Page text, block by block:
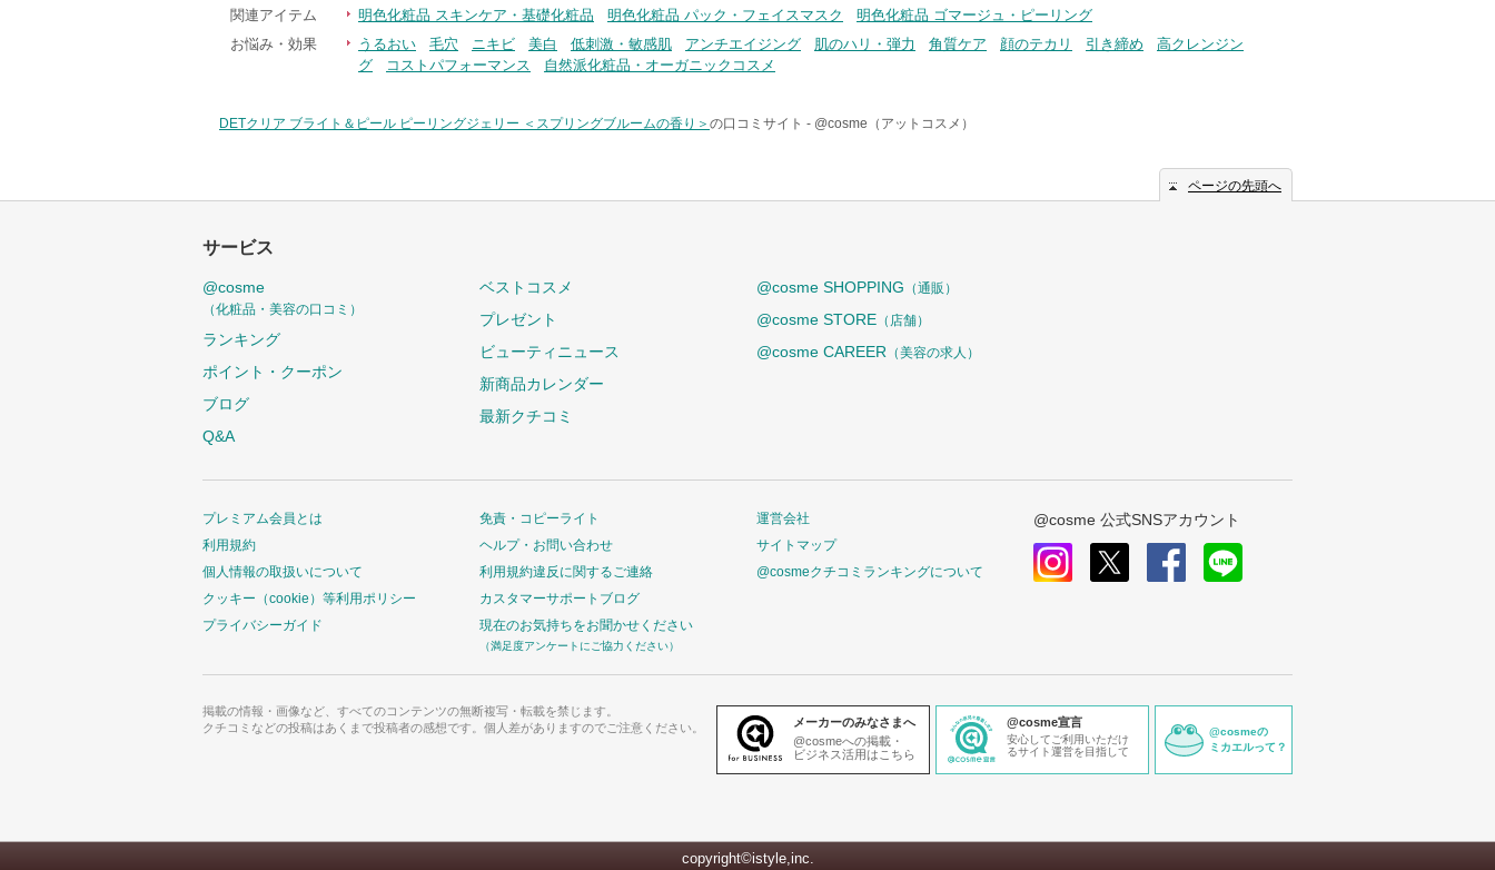
関連アイテム 明色化粧品 スキンケア・基礎化粧品 明色化粧品 パック・フェイスマスク
明色化粧品 ゴマージュ・ピーリング
お悩み・効果
うるおい 毛穴 ニキビ 美白 低刺激・敏感肌 アンチエイジング 肌のハリ・弾力 角質ケア 顔のテカリ 引き締め
高クレンジン
グ
コストパフォーマンス 自然派化粧品・オーガニックコスメ
DETクリア ブライト＆ピール ピーリングジェリー ＜スプリングブルームの香り＞ の口コミサイト - @cosme（アットコスメ）
ページの先頭へ
サービス
@cosme
（化粧品・美容の口コミ）
ランキング
ポイント・クーポン
ブログ
Q&A
ベストコスメ
プレゼント
ビューティニュース
新商品カレンダー
最新クチコミ
@cosme SHOPPING （通販）
@cosme STORE （店舗）
@cosme CAREER （美容の求人）
プレミアム会員とは
利用規約
個人情報の取扱いについて
クッキー（cookie）等利用ポリシー
プライバシーガイド
免責・コピーライト
ヘルプ・お問い合わせ
利用規約違反に関するご連絡
カスタマーサポートブログ
現在のお気持ちをお聞かせください
（満足度アンケートにご協力ください）
運営会社
サイトマップ
@cosmeクチコミランキングについて
@cosme 公式SNSアカウント
掲載の情報・画像など、すべてのコンテンツの無断複写・転載を禁じます。
クチコミなどの投稿はあくまで投稿者の感想です。個人差がありますのでご注意ください。
メーカーのみなさまへ
@cosmeへの掲載・
ビジネス活用はこちら
@cosme宣言
安心してご利用いただけ
るサイト運営を目指して
@cosmeの
ミカエルって？
copyright©istyle,inc.